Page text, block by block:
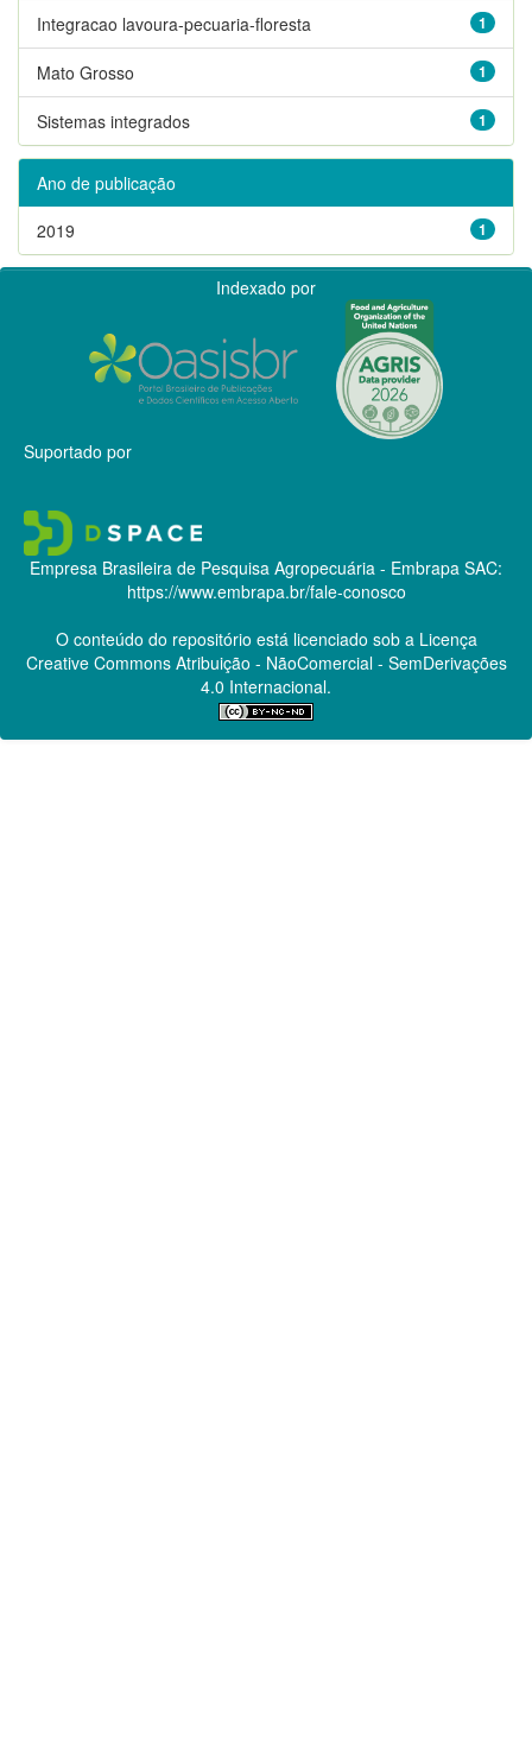
1
Integracao lavoura-pecuaria-floresta
1
Mato Grosso
1
Sistemas integrados
Ano de publicação
1
2019
Indexado por
Suportado por
Empresa Brasileira de Pesquisa Agropecuária - Embrapa SAC:
https://www.embrapa.br/fale-conosco
O conteúdo do repositório está licenciado sob a Licença
Creative CommonsAtribuição - NãoComercial - SemDerivações
4.0 Internacional.